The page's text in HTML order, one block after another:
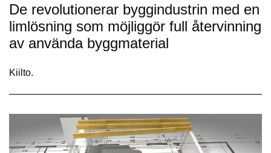
De revolutionerar byggindustrin med en
limlösning som möjliggör full återvinning
av använda byggmaterial
Kiilto.